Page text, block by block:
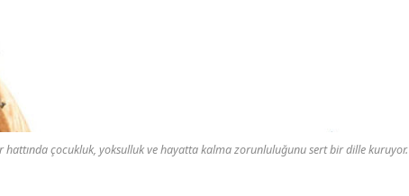
hattında çocukluk, yoksulluk ve hayatta kalma zorunluluğunu sert bir dille kuruyor.